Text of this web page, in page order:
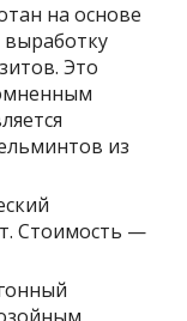
на основе
Это
из
Стоимость —